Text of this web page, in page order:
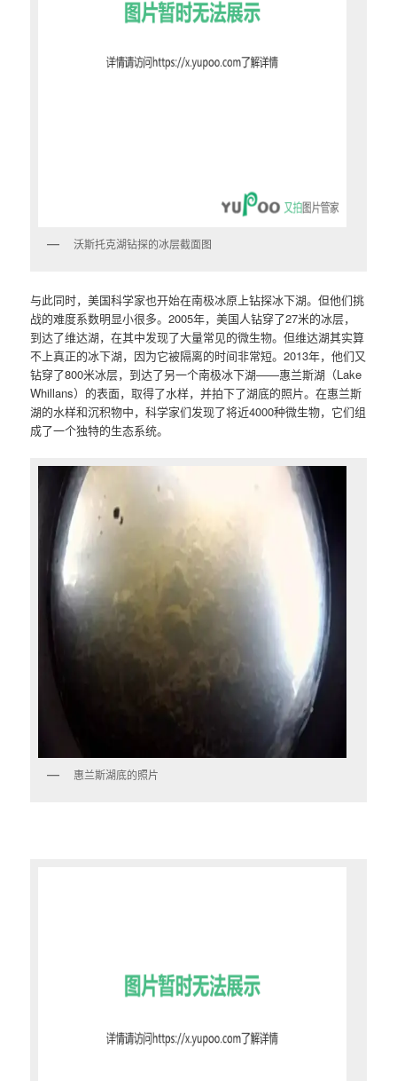
沃斯托克湖钻探的冰层截面图
与此同时，美国科学家也开始在南极冰原上钻探冰下湖。但他们挑
战的难度系数明显小很多。2005年，美国人钻穿了27米的冰层，
到达了维达湖，在其中发现了大量常见的微生物。但维达湖其实算
不上真正的冰下湖，因为它被隔离的时间非常短。2013年，他们又
钻穿了800米冰层，到达了另一个南极冰下湖——惠兰斯湖（Lake
Whillans）的表面，取得了水样，并拍下了湖底的照片。在惠兰斯
湖的水样和沉积物中，科学家们发现了将近4000种微生物，它们组
成了一个独特的生态系统。
惠兰斯湖底的照片